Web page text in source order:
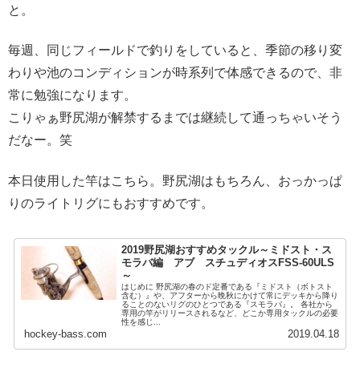
と。
毎週、同じフィールドで釣りをしていると、季節の移り変
わりや池のコンディションが時系列で体感できるので、非
常に勉強になります。
こりゃぁ野尻湖が解禁するまでは継続して通っちゃいそう
だなー。笑
本日使用した竿はこちら。野尻湖はもちろん、おっかっぱ
りのライトリグにもおすすめです。
2019野尻湖おすすめタックル～ミドスト・ス
モラバ編 アブ スチュディオスFSS-60ULS
～
はじめに 野尻湖の春のド定番である『ミドスト（ボトスト
含む）』や、アフターから晩秋にかけて常にデッキから降り
ることのないリグのひとつである『スモラバ』。 各社から
専用の竿がリリースされるなど、どこか専用タックルの必要
性を感じ...
hockey-bass.com 2019.04.18